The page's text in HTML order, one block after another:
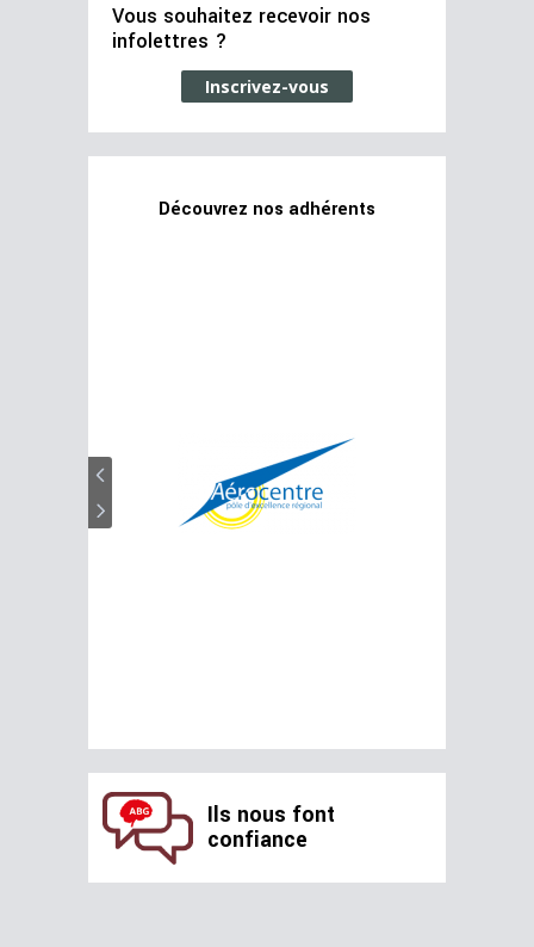
Vous souhaitez recevoir nos
infolettres ?
Inscrivez-vous
Découvrez nos adhérents
Ils nous font
confiance